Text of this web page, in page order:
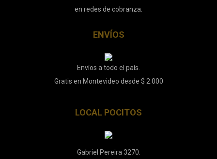
en redes de cobranza.
ENVÍOS
Envíos a todo el país.
Gratis en Montevideo desde $ 2.000
LOCAL POCITOS
Gabriel Pereira 3270.